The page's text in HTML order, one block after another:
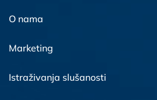
O nama
Marketing
Istraživanja slušanosti